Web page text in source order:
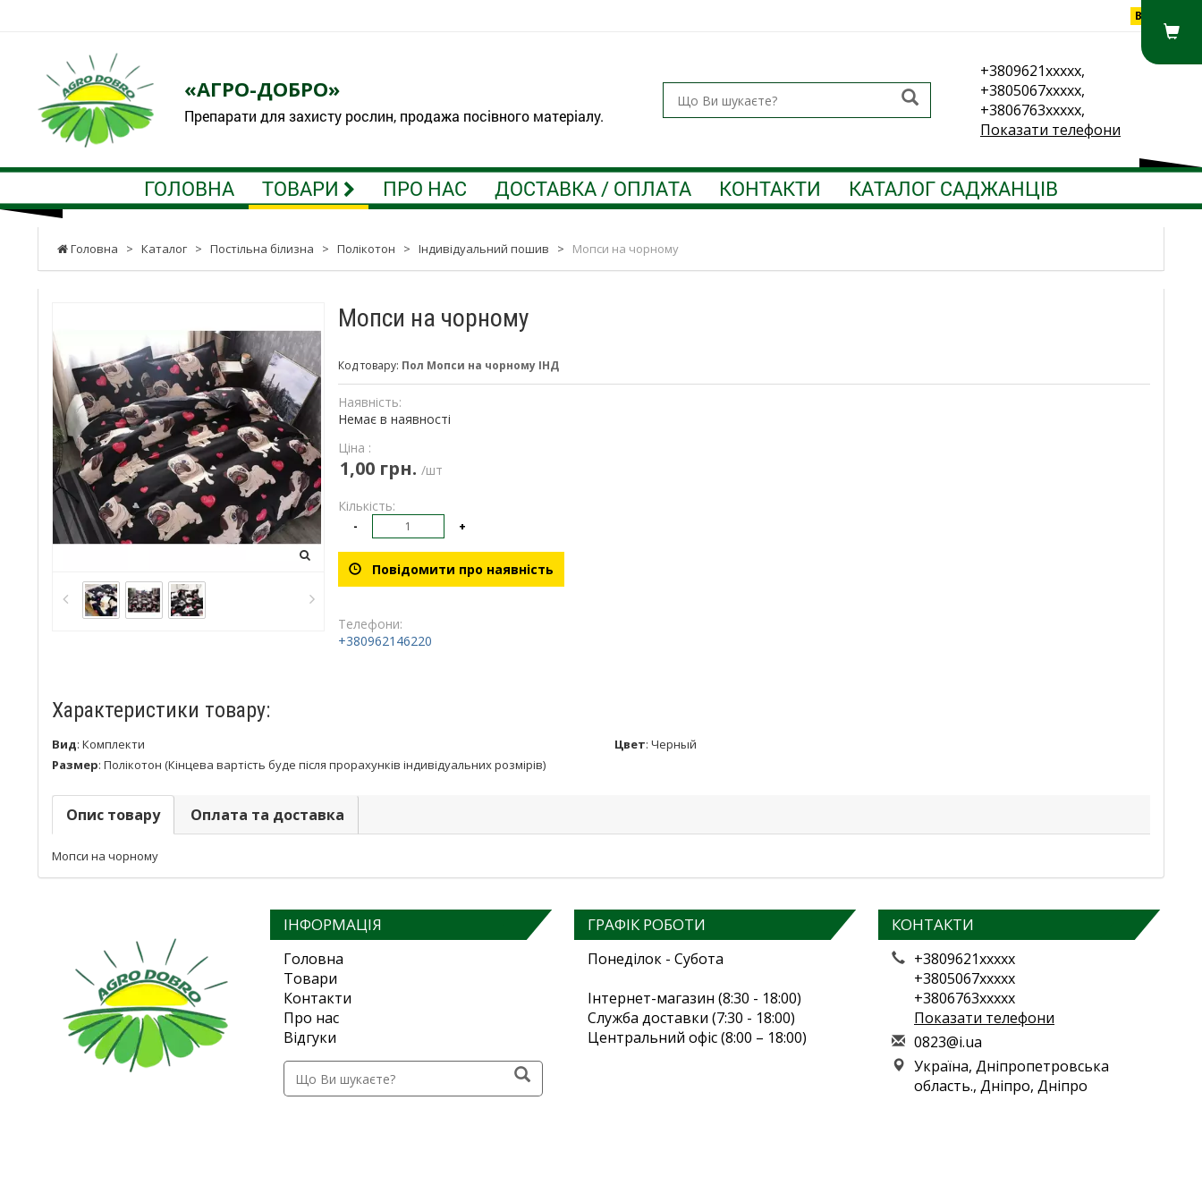
Вхід
«АГРО-ДОБРО»
Препарати для захисту рослин, продажа посівного матеріалу.
+3809621xxxxx,
+3805067xxxxx,
+3806763xxxxx,
Показати телефони
ГОЛОВНА ТОВАРИ ПРО НАС ДОСТАВКА / ОПЛАТА КОНТАКТИ КАТАЛОГ САДЖАНЦІВ
Головна > Каталог > Постільна білизна > Полікотон > Індивідуальний пошив > Мопси на чорному
Мопси на чорному
Код товару: Пол Мопси на чорному ІНД
Наявність:
Немає в наявності
Ціна :
1,00 грн. /шт
Кількість:
- +
Повідомити про наявність
Телефони:
+380962146220
Характеристики товару:
Вид: Комплекти Цвет: Черный
Размер: Полікотон (Кінцева вартість буде після прорахунків індивідуальних розмірів)
Опис товару Оплата та доставка
Мопси на чорному
ІНФОРМАЦІЯ
Головна
Товари
Контакти
Про нас
Відгуки
ГРАФІК РОБОТИ
Понеділок - Субота
Інтернет-магазин (8:30 - 18:00)
Служба доставки (7:30 - 18:00)
Центральний офіс (8:00 – 18:00)
КОНТАКТИ
+3809621xxxxx
+3805067xxxxx
+3806763xxxxx
Показати телефони
0823@i.ua
Україна, Дніпропетровська
область., Дніпро, Дніпро